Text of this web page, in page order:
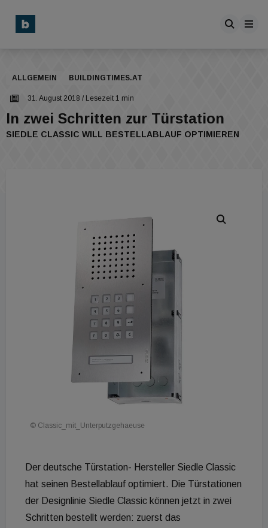
ALLGEMEIN BUILDINGTIMES.AT
31. August 2018 / Lesezeit 1 min
In zwei Schritten zur Türstation
SIEDLE CLASSIC WILL BESTELLABLAUF OPTIMIEREN
© Classic_mit_Unterputzgehaeuse
Der deutsche Türstation- Hersteller Siedle Classic
hat seinen Bestellablauf optimiert. Die Türstationen
der Designlinie Siedle Classic können jetzt in zwei
Schritten bestellt werden: zuerst das